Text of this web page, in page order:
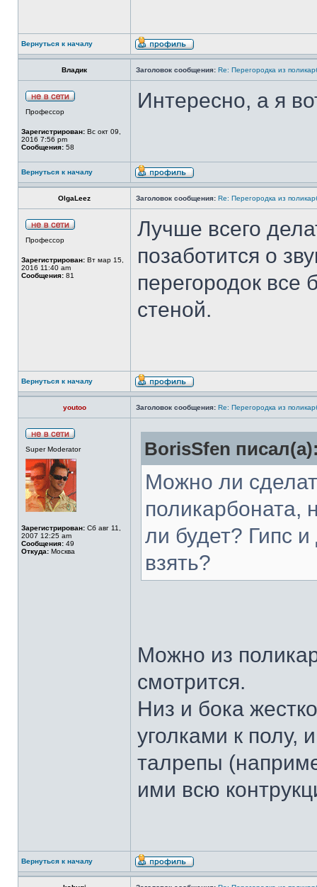
Вернуться к началу
Владик Заголовок сообщения: Re: Перегородка из
Профессор
Зарегистрирован: Вс окт 09,
2016 7:56 pm
Сообщения: 58
Интересно, а я
Вернуться к началу
OlgaLeez Заголовок сообщения: Re: Перегородка из
Профессор
Зарегистрирован: Вт мар 15,
2016 11:40 am
Сообщения: 81
Лучше всего
позаботится о
перегородок все
стеной.
Вернуться к началу
youtoo Заголовок сообщения: Re: Перегородка из
Super Moderator
Зарегистрирован: Сб авг 11,
2007 12:25 am
Сообщения: 49
Откуда: Москва
BorisSfen
Можно ли
поликарбоната,
ли будет? Гипс
взять?
Можно из
смотрится.
Низ и бока
уголками к полу,
талрепы
ими всю
Вернуться к началу